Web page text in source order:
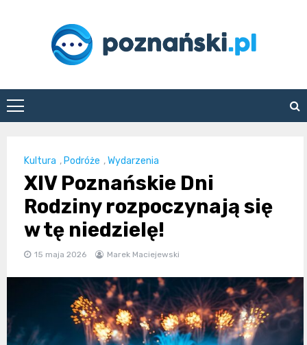
poznanski.pl
Kultura ,Podróże ,Wydarzenia
XIV Poznańskie Dni
Rodziny rozpoczynają się
w tę niedzielę!
15 maja 2026 Marek Maciejewski